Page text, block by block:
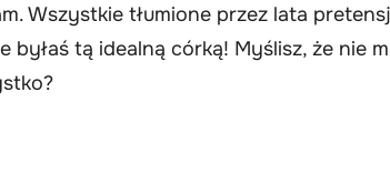
Wszystkie tłumione przez lata
byłaś tą idealną córką! Myślisz, że nie